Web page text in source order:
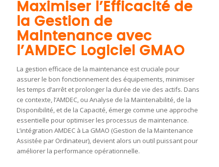
Maximiser l’Efficacité de
la Gestion de
Maintenance avec
l’AMDEC Logiciel GMAO
La gestion efficace de la maintenance est cruciale pour
assurer le bon fonctionnement des équipements, minimiser
les temps d’arrêt et prolonger la durée de vie des actifs. Dans
ce contexte, l’AMDEC, ou Analyse de la Maintenabilité, de la
Disponibilité, et de la Capacité, émerge comme une approche
essentielle pour optimiser les processus de maintenance.
L’intégration AMDEC à La GMAO (Gestion de la Maintenance
Assistée par Ordinateur), devient alors un outil puissant pour
améliorer la performance opérationnelle.